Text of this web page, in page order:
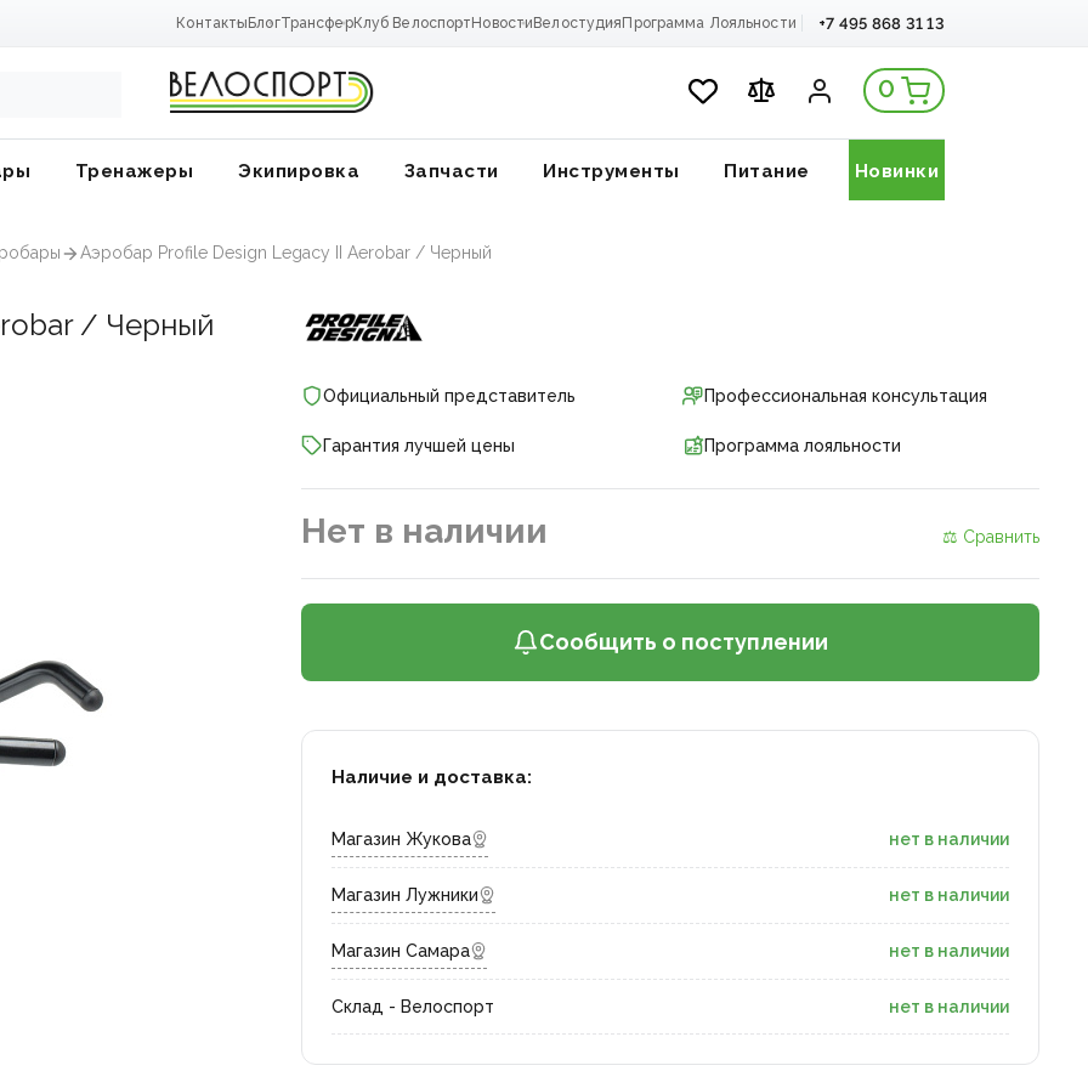
Контакты БлогТрансферКлуб Велоспорт Новости Велостудия Программа Лояльности +7 495 868 31 13
0
Тренажеры Экипировка Запчасти Инструменты Питание Новинки
Аэробар Profile Design Legacy II Aerobar / Черный
/ Черный
Официальный представитель Профессиональная консультация
Гарантия лучшей цены Программа лояльности
Нет в наличии ⚖ Сравнить
Сообщить о поступлении
Наличие и доставка:
Магазин Жукова нет в наличии
Магазин Лужники нет в наличии
Магазин Самара нет в наличии
Склад - Велоспорт нет в наличии